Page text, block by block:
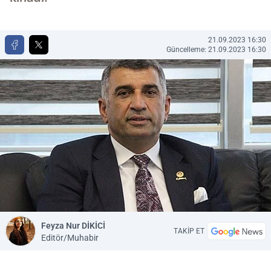
21.09.2023 16:30
Güncelleme: 21.09.2023 16:30
Feyza Nur DİKİCİ
Editör/Muhabir
TAKİP ET